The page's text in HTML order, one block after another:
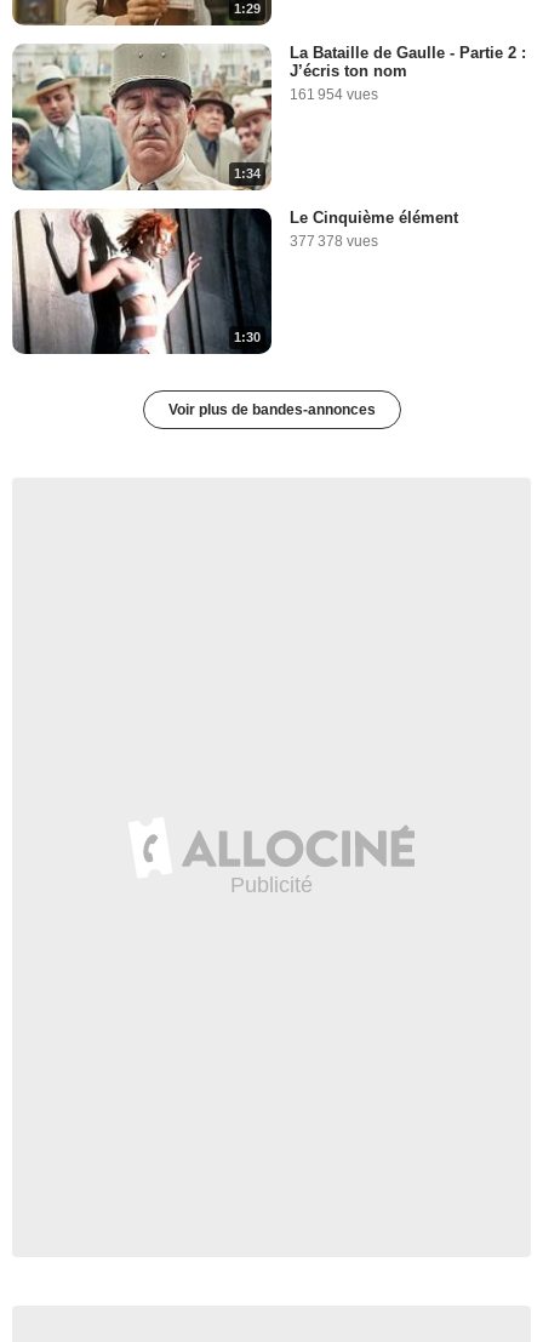
1:29
1:34
La Bataille de Gaulle - Partie 2 :
J’écris ton nom
161 954 vues
1:30
Le Cinquième élément
377 378 vues
Voir plus de bandes-annonces